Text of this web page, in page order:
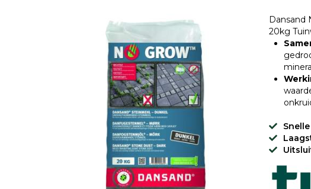
Dansand
20kg